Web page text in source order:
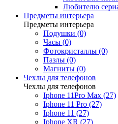
Любителю
Предметы интерьера
Предметы интерьера
Подушки (0)
Часы (0)
Фотокристаллы (0)
Пазлы (0)
Магниты (0)
Чехлы для телефонов
Чехлы для телефонов
Iphone 11Pro Max (27)
Iphone 11 Pro (27)
Iphone 11 (27)
Iphone XR (27)